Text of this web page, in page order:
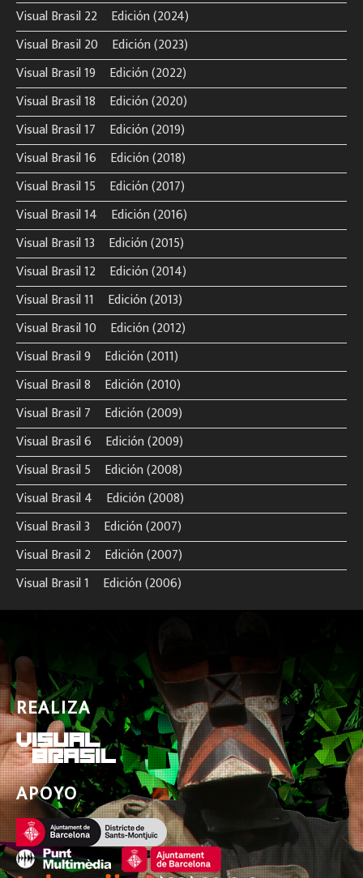
Visual Brasil 22º Edición (2024)
Visual Brasil 20º Edición (2023)
Visual Brasil 19º Edición (2022)
Visual Brasil 18º Edición (2020)
Visual Brasil 17º Edición (2019)
Visual Brasil 16º Edición (2018)
Visual Brasil 15º Edición (2017)
Visual Brasil 14º Edición (2016)
Visual Brasil 13º Edición (2015)
Visual Brasil 12º Edición (2014)
Visual Brasil 11º Edición (2013)
Visual Brasil 10º Edición (2012)
Visual Brasil 9º Edición (2011)
Visual Brasil 8º Edición (2010)
Visual Brasil 7º Edición (2009)
Visual Brasil 6º Edición (2009)
Visual Brasil 5º Edición (2008)
Visual Brasil 4º Edición (2008)
Visual Brasil 3º Edición (2007)
Visual Brasil 2º Edición (2007)
Visual Brasil 1º Edición (2006)
REALIZA
APOYO